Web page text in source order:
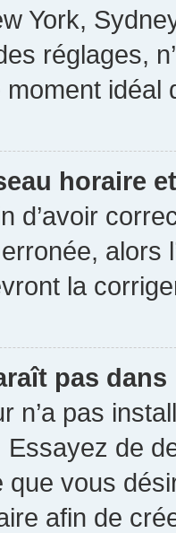
York,
réglages,
moment idéal
horaire
d’avoir
alors
la
pas
n’a pas
de
que vous
afin de